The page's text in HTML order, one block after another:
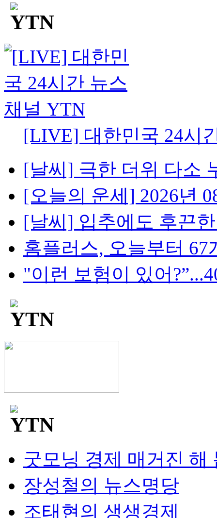
[LIVE] 대한민국 24시
[날씨] 극한 더위 다소
[오늘의 운세] 2026년
[날씨] 입추에도 후끈
홈플러스, 오늘부터 67
"이런 보험이 있어
굿모닝 경제 매거진 해
장성철의 뉴스명당
조태현의 생생경제